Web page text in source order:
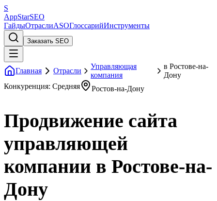
S
AppStarSEO
ГайдыОтраслиASOГлоссарийИнструменты
Заказать SEO
Главная Отрасли
Управляющая
компания
в Ростове-на-
Дону
Конкуренция: Средняя
Ростов-на-Дону
Продвижение сайта
управляющей
компании в Ростове-на-
Дону